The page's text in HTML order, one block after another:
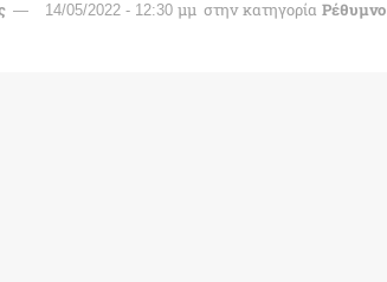
14/05/2022 - 12:30 μμ στην κατηγορία Ρέθυμνο